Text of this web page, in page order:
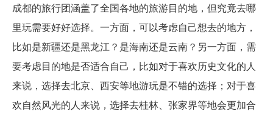
成都的旅行团涵盖了全国各地的旅游目的地，但究竟去哪
里玩需要好好选择。一方面，可以考虑自己想去的地方，
比如是新疆还是黑龙江？是海南还是云南？另一方面，需
要考虑目的地是否适合自己，比如对于喜欢历史文化的人
来说，选择去北京、西安等地游玩是不错的选择；对于喜
欢自然风光的人来说，选择去桂林、张家界等地会更加合